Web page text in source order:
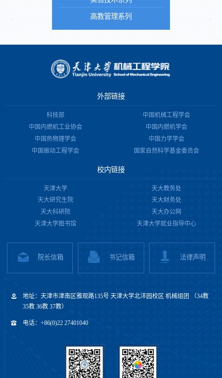
高教管理系列
外部链接
科技部
中国机械工程学会
中国内燃机工业协会
中国内燃机学会
中国热物理学会
中国力学学会
中国振动工程学会
国家自然科学基金委员会
校内链接
天津大学
天大教务处
天大研究生院
天大财务处
天大科研院
天大办公网
天津大学图书馆
天津大学就业指导中心
院长信箱 书记信箱 法律声明
地址：天津市津南区雅观路135号 天津大学北洋园校区 机械组团 （34教
35教 36教 37教）
电话：+86(0)22 27401040